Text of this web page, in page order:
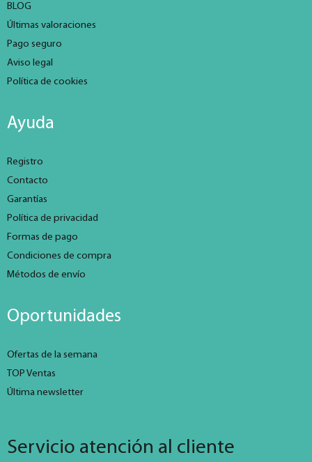
BLOG
Últimas valoraciones
Pago seguro
Aviso legal
Política de cookies
Ayuda
Registro
Contacto
Garantías
Política de privacidad
Formas de pago
Condiciones de compra
Métodos de envío
Oportunidades
Ofertas de la semana
TOP Ventas
Última newsletter
Servicio atención al cliente